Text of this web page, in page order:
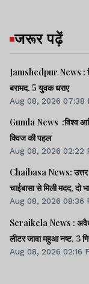
जरूर पढ़ें
Jamshedpur News :
बरामद, 5 युवक धराए
Aug 08, 2026 07:38
Gumla News :विश्व
क्विज की पहल
Aug 08, 2026 02:22
Chaibasa News:
चाईबासा से मिली मदद, दो
Aug 08, 2026 08:36
Seraikela News : अवैध
लीटर जावा महुआ नष्ट, 3
Aug 08, 2026 02:16